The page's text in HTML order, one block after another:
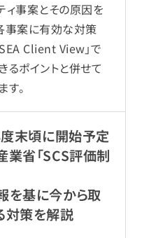
ィ事案とその原因を
事案に有効な対策
Client View」で
るポイントと併せて
す。
末頃に開始予定
業省「SCS評価制
を基に今から取
対策を解説